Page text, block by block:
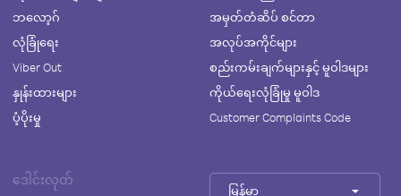
ဘလော့ဂ်
လုံခြုံရေး
Viber Out
နှုန်းထားများ
ပံ့ပိုးမှု
အမှတ်တံဆိပ် စင်တာ
အလုပ်အကိုင်များ
စည်းကမ်းချက်များနှင့် မူဝါဒများ
ကိုယ်ရေးလုံခြုံမှု မူဝါဒ
Customer Complaints Code
ဒေါင်းလုတ်
မြန်မာ